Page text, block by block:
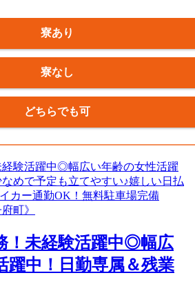
寮あり
寮なし
どちらでも可
！未経験活躍中◎幅広
躍中！日勤専属＆残業